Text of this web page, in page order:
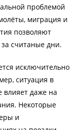
проблемой
миграция и
позволяют
считаные дни.
исключительно
ситуация в
влияет даже на
Некоторые
и